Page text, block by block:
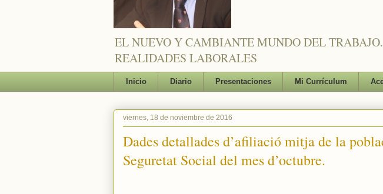
EL NUEVO Y CAMBIANTE MUNDO DEL
REALIDADES LABORALES
Inicio Diario Presentaciones Mi Currículum
viernes, 18 de noviembre de 2016
Dades detallades d’afiliació mitja de la
Seguretat Social del mes d’octubre.